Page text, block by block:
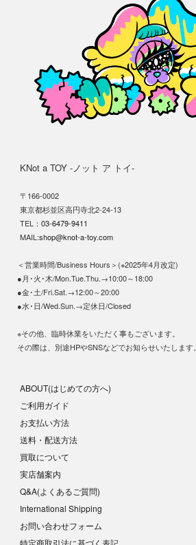
KNot a TOY -ノット ア トイ-
〒166-0002
東京都杉並区高円寺北2-24-13
TEL： 03-6479-9411
MAIL:shop@knot-a-toy.com
＜営業時間/Business Hours＞(※2025年4月改定)
●月･火･木/Mon.Tue.Thu.→10:00～18:00
●金･土/Fri.Sat.→12:00～20:00
●水･日/Wed.Sun.→定休日/Closed
※その他、臨時休業をいただく事もございます。
その際は、別途HPやSNSなどでお知らせいたします。
ABOUT(はじめての方へ)
ご利用ガイド
お支払い方法
送料・配送方法
買取について
実店舗案内
Q&A(よくあるご質問)
International Shipping
お問い合わせフォーム
特定商取引法に基づく表記